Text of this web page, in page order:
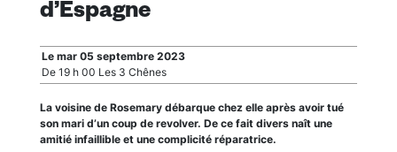
d’Espagne
Le mar 05 septembre 2023
De 19 h 00 Les 3 Chênes
La voisine de Rosemary débarque chez elle après avoir tué
son mari d’un coup de revolver. De ce fait divers naît une
amitié infaillible et une complicité réparatrice.